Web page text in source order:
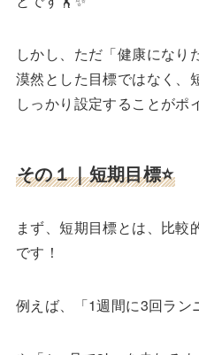
しかし、ただ「健康になり
漠然とした目標ではなく、
しっかり設定することがポ
その１｜短期目標⭐️
まず、短期目標とは、比較
です！
例えば、「1週間に3回ラン